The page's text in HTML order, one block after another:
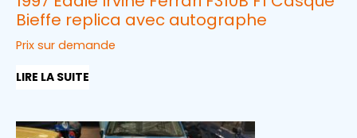
Bieffe replica avec autographe
Prix sur demande
LIRE LA SUITE